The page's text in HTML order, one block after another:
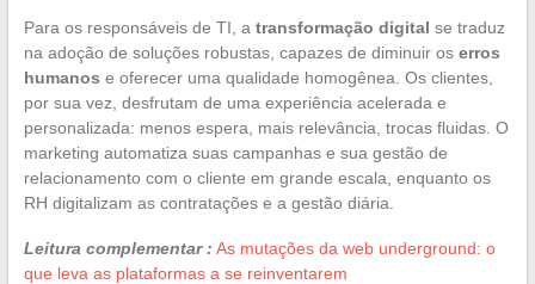
Para os responsáveis de TI, a transformação digital se traduz
na adoção de soluções robustas, capazes de diminuir os erros
humanos e oferecer uma qualidade homogênea. Os clientes,
por sua vez, desfrutam de uma experiência acelerada e
personalizada: menos espera, mais relevância, trocas fluidas. O
marketing automatiza suas campanhas e sua gestão de
relacionamento com o cliente em grande escala, enquanto os
RH digitalizam as contratações e a gestão diária.
Leitura complementar : As mutações da web underground: o
que leva as plataformas a se reinventarem